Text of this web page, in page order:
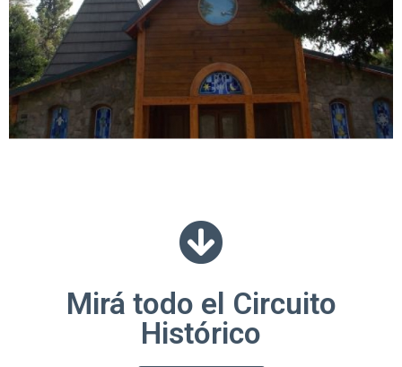
Mirá todo el Circuito
Histórico